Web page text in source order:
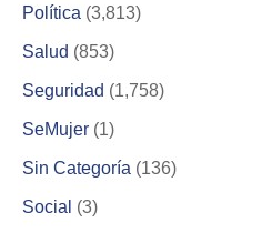
Política (3,813)
Salud (853)
Seguridad (1,758)
SeMujer (1)
Sin Categoría (136)
Social (3)